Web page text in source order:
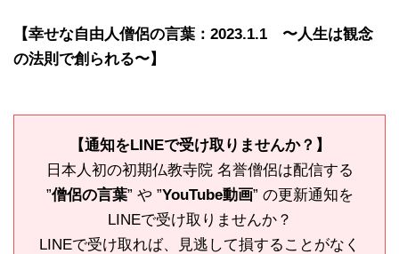
【幸せな自由人僧侶の言葉：2023.1.1 〜人生は観念
の法則で創られる〜】
【通知をLINEで受け取りませんか？】
日本人初の初期仏教寺院 名誉僧侶は配信する
”僧侶の言葉” や ”YouTube動画” の更新通知を
LINEで受け取りませんか？
LINEで受け取れば、見逃して損することがなく